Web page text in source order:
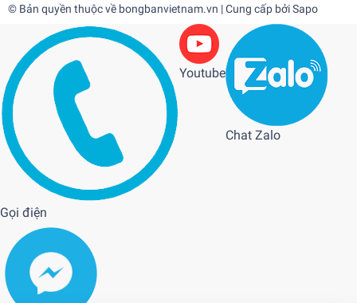
© Bản quyền thuộc về bongbanvietnam.vn | Cung cấp bởiSapo
Gọi điện
Youtube
Chat Zalo